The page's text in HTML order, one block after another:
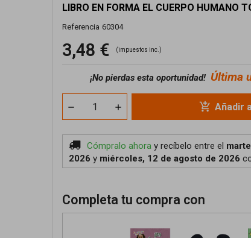
LIBRO EN FORMA EL CUERPO HUMANO
Referencia 60304
3,48 € (impuestos inc.)
¡No pierdas esta oportunidad! Última
add_shopping_cart Añadir
Cómpralo ahoray recíbeloentre el
2026 y miércoles, 12 de agosto de 2026
Completa tu compra con